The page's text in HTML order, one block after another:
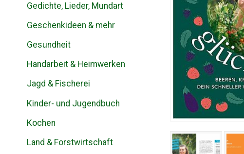
Gedichte, Lieder, Mundart
Geschenkideen & mehr
Gesundheit
Handarbeit & Heimwerken
Jagd & Fischerei
Kinder- und Jugendbuch
Kochen
Land & Forstwirtschaft